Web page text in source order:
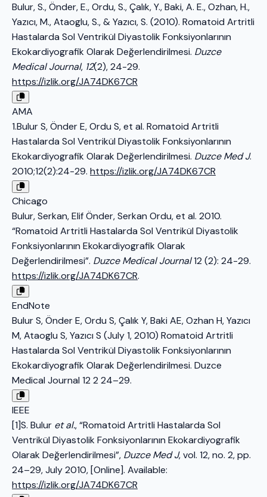
Bulur, S., Önder, E., Ordu, S., Çalık, Y., Baki, A. E., Ozhan, H.,
Yazıcı, M., Ataoglu, S., & Yazıcı, S. (2010). Romatoid Artritli
Hastalarda Sol Ventrikül Diyastolik Fonksiyonlarının
Ekokardiyografik Olarak Değerlendirilmesi. Duzce
Medical Journal, 12(2), 24-29.
https://izlik.org/JA74DK67CR
AMA
1.Bulur S, Önder E, Ordu S, et al. Romatoid Artritli
Hastalarda Sol Ventrikül Diyastolik Fonksiyonlarının
Ekokardiyografik Olarak Değerlendirilmesi. Duzce Med J.
2010;12(2):24-29. https://izlik.org/JA74DK67CR
Chicago
Bulur, Serkan, Elif Önder, Serkan Ordu, et al. 2010.
“Romatoid Artritli Hastalarda Sol Ventrikül Diyastolik
Fonksiyonlarının Ekokardiyografik Olarak
Değerlendirilmesi”. Duzce Medical Journal12 (2): 24-29.
https://izlik.org/JA74DK67CR.
EndNote
Bulur S, Önder E, Ordu S, Çalık Y, Baki AE, Ozhan H, Yazıcı
M, Ataoglu S, Yazıcı S (July 1, 2010) Romatoid Artritli
Hastalarda Sol Ventrikül Diyastolik Fonksiyonlarının
Ekokardiyografik Olarak Değerlendirilmesi. Duzce
Medical Journal 12 2 24–29.
IEEE
[1]S. Bulur et al., “Romatoid Artritli Hastalarda Sol
Ventrikül Diyastolik Fonksiyonlarının Ekokardiyografik
Olarak Değerlendirilmesi”, Duzce Med J, vol. 12, no. 2, pp.
24–29, July 2010, [Online]. Available:
https://izlik.org/JA74DK67CR